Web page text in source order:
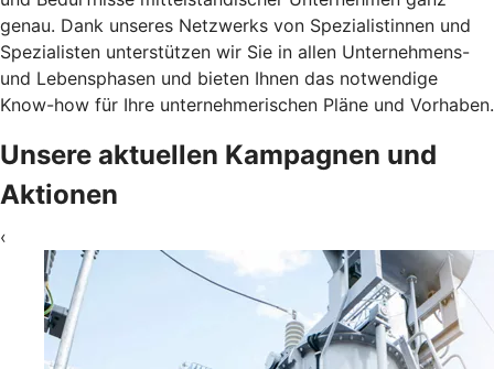
genau. Dank unseres Netzwerks von Spezialistinnen und
Spezialisten unterstützen wir Sie in allen Unternehmens-
und Lebensphasen und bieten Ihnen das notwendige
Know-how für Ihre unternehmerischen Pläne und Vorhaben.
Unsere aktuellen Kampagnen und
Aktionen
‹